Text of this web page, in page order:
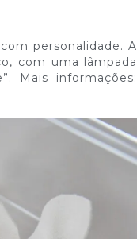
personalidade. A
com uma lâmpada
Mais informações: